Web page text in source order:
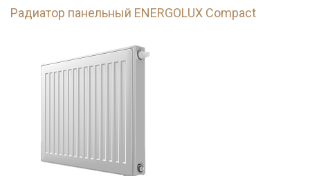
Радиатор панельный ENERGOLUX Compact